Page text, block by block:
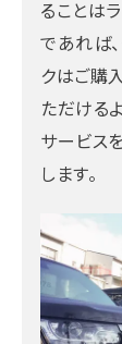
ることは
であれば
クはご購
ただける
サービス
します。